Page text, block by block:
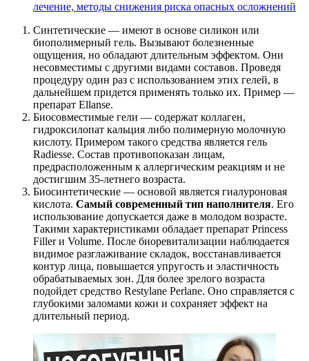
лечение, методы снижения риска опасных осложнений
Синтетические — имеют в основе силикон или
биополимерный гель. Вызывают болезненные
ощущения, но обладают длительным эффектом. Они
несовместимы с другими видами составов. Проведя
процедуру один раз с использованием этих гелей, в
дальнейшем придется применять только их. Пример —
препарат Ellanse.
Биосовместимые гели — содержат коллаген,
гидроксилопат кальция либо полимерную молочную
кислоту. Примером такого средства является гель
Radiesse. Состав противопоказан лицам,
предрасположенным к аллергическим реакциям и не
достигшим 35-летнего возраста.
Биосинтетические — основой является гиалуроновая
кислота. Самый современный тип наполнителя. Его
использование допускается даже в молодом возрасте.
Такими характеристиками обладает препарат Princess
Filler и Volume. После биоревитализации наблюдается
видимое разглаживание складок, восстанавливается
контур лица, повышается упругость и эластичность
обрабатываемых зон. Для более зрелого возраста
подойдет средство Restylane Perlane. Оно справляется с
глубокими заломами кожи и сохраняет эффект на
длительный период.